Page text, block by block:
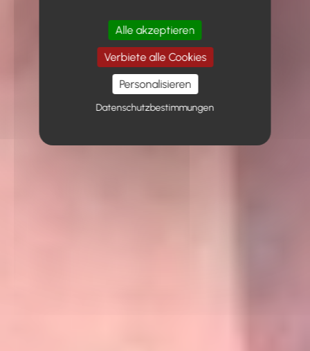
Alle akzeptieren
Verbiete alle Cookies
Personalisieren
Datenschutzbestimmungen